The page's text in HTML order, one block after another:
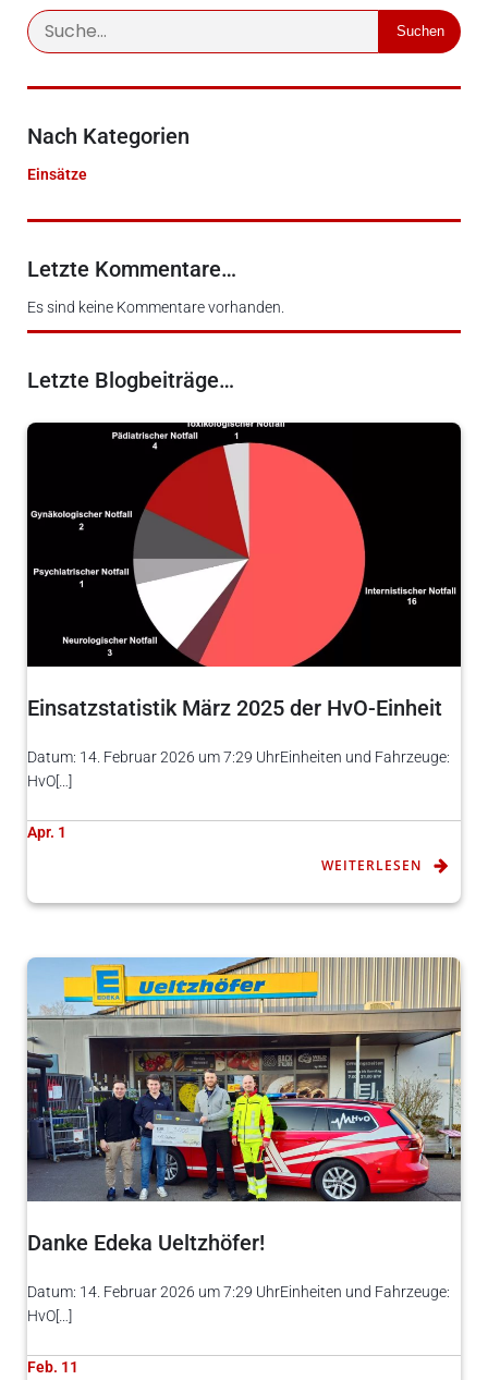
Suchen
Nach Kategorien
Einsätze
Letzte Kommentare…
Es sind keine Kommentare vorhanden.
Letzte Blogbeiträge…
Einsatzstatistik März 2025 der HvO-Einheit
Datum: 14. Februar 2026 um 7:29 UhrEinheiten und Fahrzeuge:
HvO[…]
Apr. 1
WEITERLESEN
Danke Edeka Ueltzhöfer!
Datum: 14. Februar 2026 um 7:29 UhrEinheiten und Fahrzeuge:
HvO[…]
Feb. 11